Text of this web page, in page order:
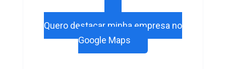
Quero destacar minha empresa no
Google Maps